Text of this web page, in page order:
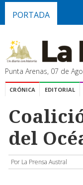
PORTADA
Punta Arenas, 07 de
CRÓNICA EDITORIAL
del
Por La Prensa Austral